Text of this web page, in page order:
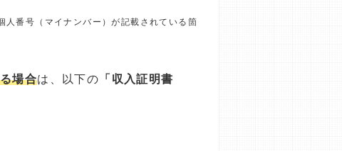
番号（マイナンバー）が記載されている箇
場合は、以下の 「収入証明書